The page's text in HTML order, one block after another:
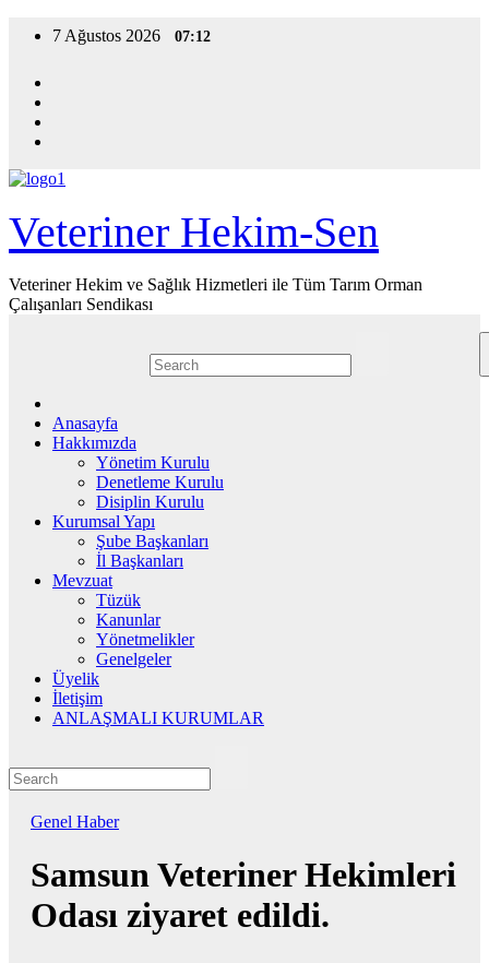
7 Ağustos 2026 07:12
Veteriner Hekim-Sen
Veteriner Hekim ve Sağlık Hizmetleri ile Tüm Tarım Orman
Çalışanları Sendikası
Anasayfa
Hakkımızda
Yönetim Kurulu
Denetleme Kurulu
Disiplin Kurulu
Kurumsal Yapı
Şube Başkanları
İl Başkanları
Mevzuat
Tüzük
Kanunlar
Yönetmelikler
Genelgeler
Üyelik
İletişim
ANLAŞMALI KURUMLAR
Genel Haber
Samsun Veteriner Hekimleri
Odası ziyaret edildi.